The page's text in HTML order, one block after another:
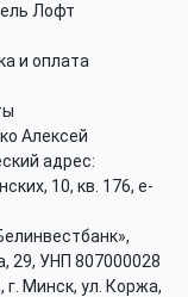
Лофт
и оплата
Алексей
адрес:
10, кв. 176, e-
29, УНП 807000028
Минск, ул. Коржа,